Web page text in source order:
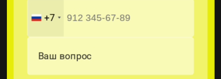
+7
Ваш вопрос